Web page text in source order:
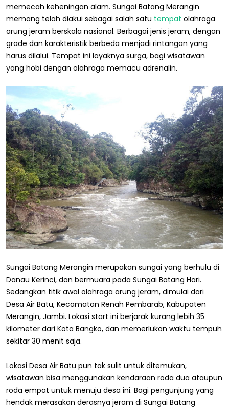
memecah keheningan alam. Sungai Batang Merangin
memang telah diakui sebagai salah satu tempat olahraga
arung jeram berskala nasional. Berbagai jenis jeram, dengan
grade dan karakteristik berbeda menjadi rintangan yang
harus dilalui. Tempat ini layaknya surga, bagi wisatawan
yang hobi dengan olahraga memacu adrenalin.
Sungai Batang Merangin merupakan sungai yang berhulu di
Danau Kerinci, dan bermuara pada Sungai Batang Hari.
Sedangkan titik awal olahraga arung jeram, dimulai dari
Desa Air Batu, Kecamatan Renah Pembarab, Kabupaten
Merangin, Jambi. Lokasi start ini berjarak kurang lebih 35
kilometer dari Kota Bangko, dan memerlukan waktu tempuh
sekitar 30 menit saja.
Lokasi Desa Air Batu pun tak sulit untuk ditemukan,
wisatawan bisa menggunakan kendaraan roda dua ataupun
roda empat untuk menuju desa ini. Bagi pengunjung yang
hendak merasakan derasnya jeram di Sungai Batang